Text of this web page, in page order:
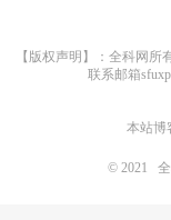
【版权声明】：全科网
联系邮箱
本站博
© 2021